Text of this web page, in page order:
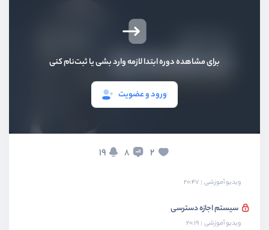
برای مشاهده دوره ابتدا لازمه وارد بشی یا ثبت‌نام کنی
ورود و عضویت
2
8
19
ویدیو آموزشی 17:39
پیاده سازی صفحه لاگین
ویدیو آموزشی 20:47
سیستم اجازه دسترسی
ویدیو آموزشی 20:19